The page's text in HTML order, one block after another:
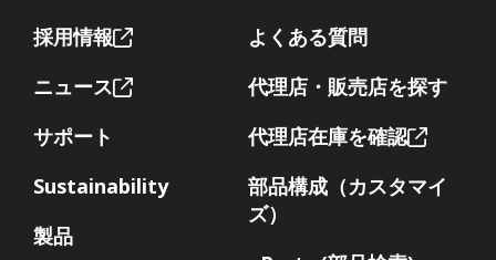
Footer
採用情報
ニュース
サポート
Sustainability
製品
よくある質問
代理店・販売店を探す
代理店在庫を確認
部品構成（カスタマイ
ズ）